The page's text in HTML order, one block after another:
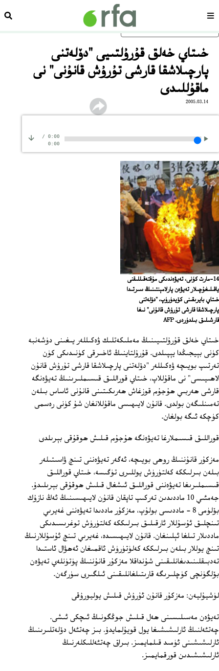
ئاساسلىق مەزمۇنغا ئاتلاڭسەھىپە
خىتاي خەلق قۇرۇلتىيى "دۆلەتنى
پارچىلاشقا قارشى تۇرۇش قانۇنى" نى
ماقۇللىدى
2005.03.14
0:00
/
0:00
14-مارت كۈنى، تەيۋەندىكى مۇقتەقىللىقنى
ياقىلىغۇچىلار تەيۋەن پارلامېنتىنىڭ سىرتىدا
خىتاي بايرىقىنى كۆيدۈرۈپ، "دۆلەتنى
پارچىلاشقا قارشى تۇرۇش قانۇنى" نىغا
قارشىلىق بىلدۈردى. AFP
خىتاي خەلق قۇرۇلتىيىنىڭ مەملىكەتلىك ۋەكىللەر يىغىنى دۈشەنبە
كۈنى بېيجىڭدا يېپىلدى. قۇرۇلتاينىڭ ئاخىرقى كۈنىدىكى كۈن
تەرتىپ بويىچە ۋەكىللەر "دۆلەتنى پارچىلاشقا قارشى تۇرۇش قانۇن
لاھىيىسى" نى ماقۇللاپ، خىتاي قوراللىق قىسىملىرىنىڭ تەيۋەنگە
قارشى ھەربىي ھۇجۇم قوزغاش ھەرىكىتىنى قانۇنى ئاساس بىلەن
تەمىنلىگەن بولدى. قانۇن لايىھىسى ماقۇللانغان شۇ كۈنى رەسمى
كۈچكە ئىگە بولغان.
قوراللىق قىسىملارغا تەيۋەنگە ھۇجۇم قىلىش ھوقۇقى بېرىلدى
مەزكۇر قانۇننىڭ روھى بويىچە، ئەگەر تەيۋەننى تىنچ ۋاسىتىلەر
بىلەن بىرلىككە كەلتۈرۈش يوللىرى تۈگىسە، خىتاي قوراللىق
قىسىملىرىغا تەيۋەننى قوراللىق ئىشغال قىلىش ھوقۇقى بېرىلىدۇ.
جەمئىي 10 ماددىدىن تەركىپ تاپقان قانۇن لايىھىسىنىڭ ئەڭ نازۇك
بۆلۈمى 8 - ماددىسى بولۇپ، مەزكۇر ماددىدا تەيۋەننى غەيرىي
تىنچلىق ئۇسۇللار ئارقىلىق بىرلىككە كەلتۈرۈش توغرىسىدىكى
ماددىلار تىلغا ئېلىنغان. قانۇن لايىھىسىدە، غەيرىي تىنچ ئۇسۇللارنىڭ
تىنچ يوللار بىلەن بىرلىككە كەلۈتۈرۈش ئاقمىغان ئەھۋال ئاستىدا
تەدبىقلىنىدىغانلىقىنى شۇنداقلا مەزكۇر قانۇننىڭ پۈتۈنلەي تەيۋەن
بۆلگۈنچى كۈچلىرىگە قارىتىلغانلىقىنى ئىلگىرى سۈرگەن.
لۈشيۇليەن: مەزكۇر قانۇن ئۇرۇش قىلىش يوليورۇقى
تەيۋەن مەسىلىسىنى ھەل قىلىش جوڭگونىڭ ئىچكى ئىشى.
چەتئەلنىڭ ئارلىشىشىغا يول قويۇلمايدۇ. بىز چەتئەل دۆلەتلىرىنىڭ
ئارلىشىشىنى ئۈمىد قىلمايمىز. بىراق چەتئەللىكلەرنىڭ
ئارلىشىشىدىن قورقمايمىز.